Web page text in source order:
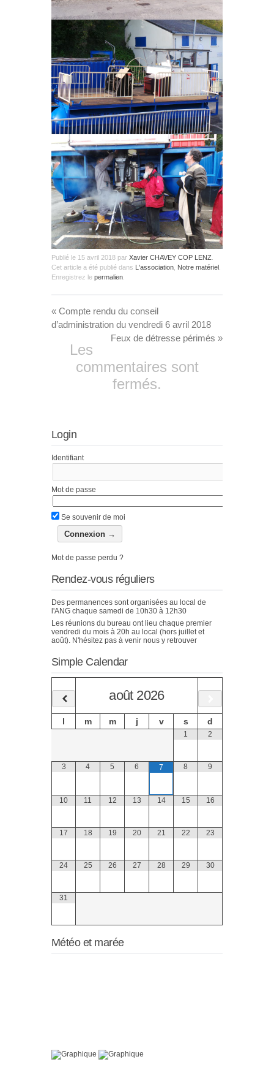
Publié le 15 avril 2018 par Xavier CHAVEY COP LENZ
Cet article a été publié dans L'association Notre matériel
Enregistrez le permalien
« Compte rendu du conseil
d’administration du vendredi 6 avril 2018
Feux de détresse périmés »
Les
commentaires sont
fermés.
Login
Identifiant
Mot de passe
Se souvenir de moi
Mot de passe perdu ?
Rendez-vous réguliers
Des permanences sont organisées au local de
l'ANG chaque samedi de 10h30 à 12h30
Les réunions du bureau ont lieu chaque premier
vendredi du mois à 20h au local (hors juillet et
août). N'hésitez pas à venir nous y retrouver
Simple Calendar
août 2026
l m m j v s d
1 2
3 4 5 6 7 8 9
10 11 12 13 14 15 16
17 18 19 20 21 22 23
24 25 26 27 28 29 30
31
Météo et marée